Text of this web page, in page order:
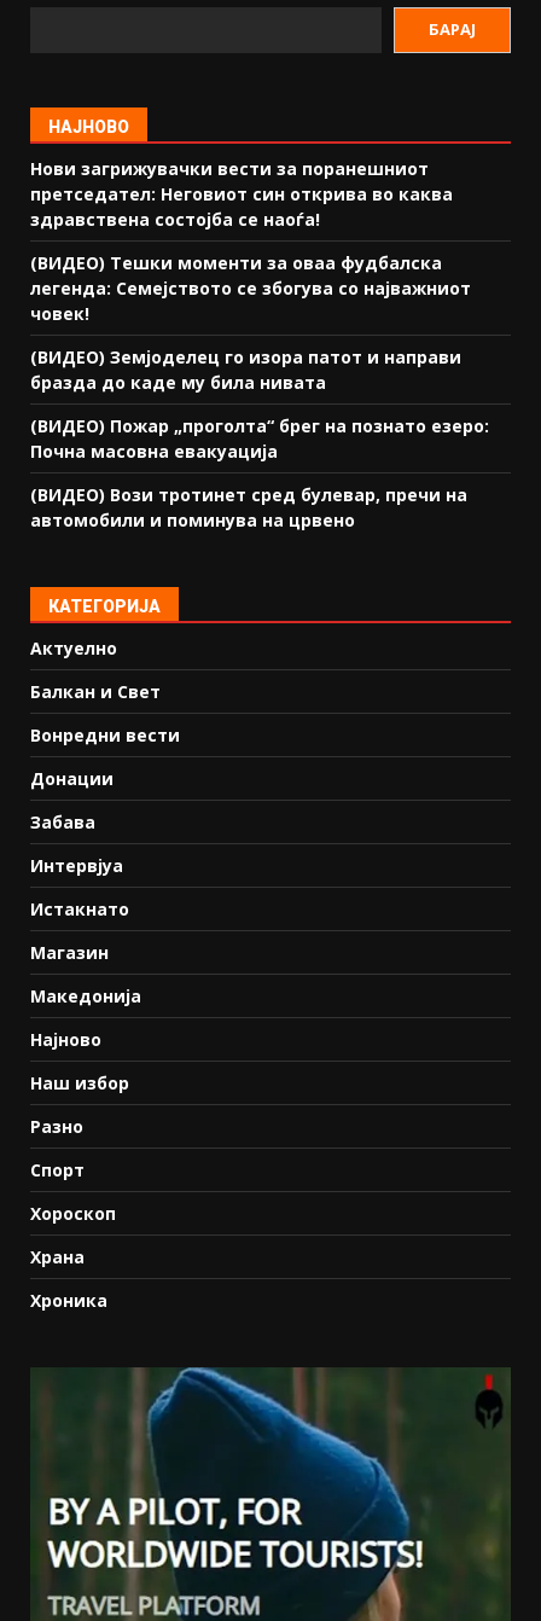
БАРАЈ
НАЈНОВО
Нови загрижувачки вести за поранешниот
претседател: Неговиот син открива во каква
здравствена состојба се наоѓа!
(ВИДЕО) Тешки моменти за оваа фудбалска
легенда: Семејството се збогува со најважниот
човек!
(ВИДЕО) Земјоделец го изора патот и направи
бразда до каде му била нивата
(ВИДЕО) Пожар „проголта“ брег на познато езеро:
Почна масовна евакуација
(ВИДЕО) Вози тротинет сред булевар, пречи на
автомобили и поминува на црвено
КАТЕГОРИЈА
Актуелно
Балкан и Свет
Вонредни вести
Донации
Забава
Интервјуа
Истакнато
Магазин
Македонија
Најново
Наш избор
Разно
Спорт
Хороскоп
Храна
Хроника